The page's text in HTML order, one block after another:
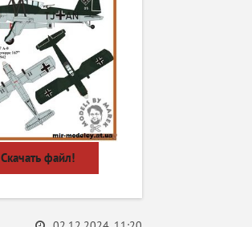
Скачать файл!